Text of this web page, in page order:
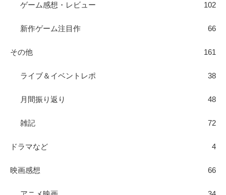
ゲーム感想・レビュー 102
新作ゲーム注目作 66
その他 161
ライブ＆イベントレポ 38
月間振り返り 48
雑記 72
ドラマなど 4
映画感想 66